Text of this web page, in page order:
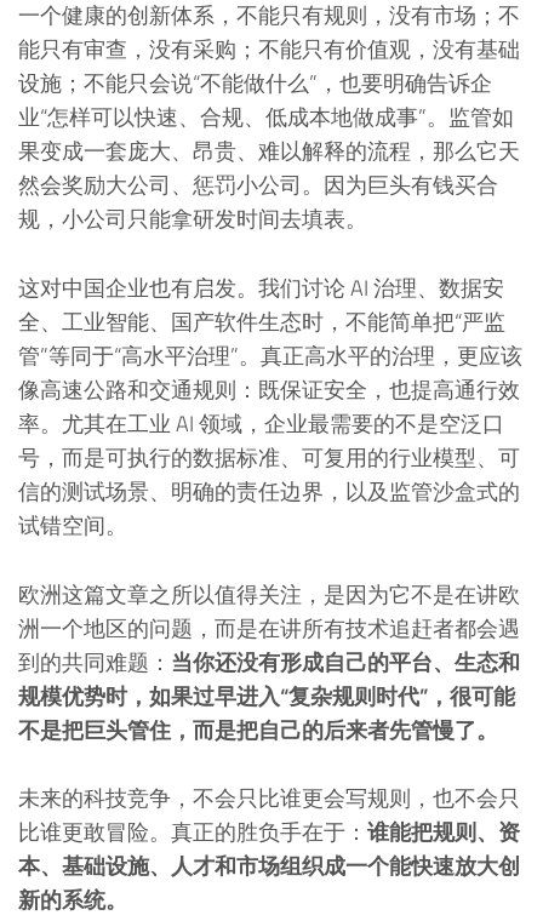
一个健康的创新体系，不能只有规则，没有市场；不
能只有审查，没有采购；不能只有价值观，没有基础
设施；不能只会说“不能做什么”，也要明确告诉企
业“怎样可以快速、合规、低成本地做成事”。监管如
果变成一套庞大、昂贵、难以解释的流程，那么它天
然会奖励大公司、惩罚小公司。因为巨头有钱买合
规，小公司只能拿研发时间去填表。
这对中国企业也有启发。我们讨论 AI 治理、数据安
全、工业智能、国产软件生态时，不能简单把“严监
管”等同于“高水平治理”。真正高水平的治理，更应该
像高速公路和交通规则：既保证安全，也提高通行效
率。尤其在工业 AI 领域，企业最需要的不是空泛口
号，而是可执行的数据标准、可复用的行业模型、可
信的测试场景、明确的责任边界，以及监管沙盒式的
试错空间。
欧洲这篇文章之所以值得关注，是因为它不是在讲欧
洲一个地区的问题，而是在讲所有技术追赶者都会遇
到的共同难题： 当你还没有形成自己的平台、生态和
规模优势时，如果过早进入“复杂规则时代”，很可能
不是把巨头管住，而是把自己的后来者先管慢了。
未来的科技竞争，不会只比谁更会写规则，也不会只
比谁更敢冒险。真正的胜负手在于： 谁能把规则、资
本、基础设施、人才和市场组织成一个能快速放大创
新的系统。